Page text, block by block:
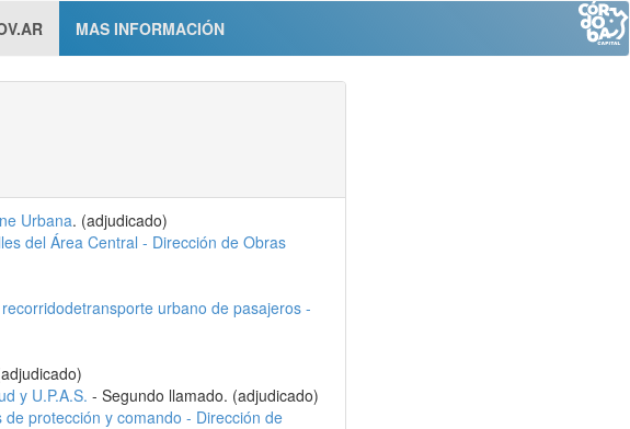
MAS INFORMACIÓN
Urbana. (adjudicado)
del Área Central - Dirección de Obras
urbano de pasajeros -
y U.P.A.S. - Segundo llamado. (adjudicado)
protección y comando - Dirección de